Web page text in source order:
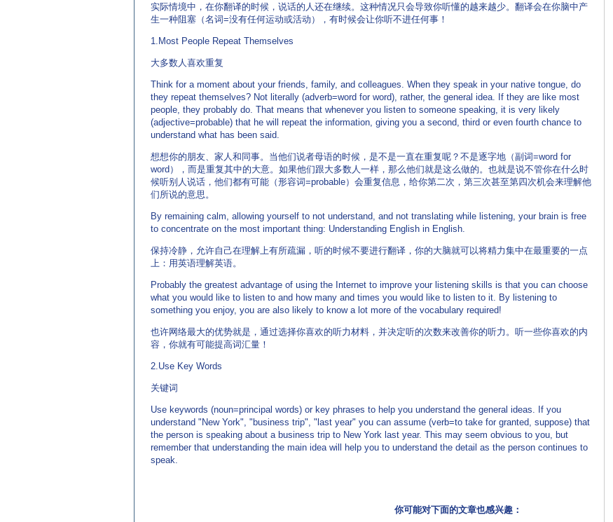
实际情境中，在你翻译的时候，说话的人还在继续。这种情况只会导致你听懂的越来越少。翻译会在你脑中产
生一种阻塞（名词=没有任何运动或活动），有时候会让你听不进任何事！
1.Most People Repeat Themselves
大多数人喜欢重复
Think for a moment about your friends, family, and colleagues. When they speak in your native tongue, do
they repeat themselves? Not literally (adverb=word for word), rather, the general idea. If they are like most
people, they probably do. That means that whenever you listen to someone speaking, it is very likely
(adjective=probable) that he will repeat the information, giving you a second, third or even fourth chance to
understand what has been said.
想想你的朋友、家人和同事。当他们说者母语的时候，是不是一直在重复呢？不是逐字地（副词=word for
word），而是重复其中的大意。如果他们跟大多数人一样，那么他们就是这么做的。也就是说不管你在什么时
候听别人说话，他们都有可能（形容词=probable）会重复信息，给你第二次，第三次甚至第四次机会来理解他
们所说的意思。
By remaining calm, allowing yourself to not understand, and not translating while listening, your brain is free
to concentrate on the most important thing: Understanding English in English.
保持冷静，允许自己在理解上有所疏漏，听的时候不要进行翻译，你的大脑就可以将精力集中在最重要的一点
上：用英语理解英语。
Probably the greatest advantage of using the Internet to improve your listening skills is that you can choose
what you would like to listen to and how many and times you would like to listen to it. By listening to
something you enjoy, you are also likely to know a lot more of the vocabulary required!
也许网络最大的优势就是，通过选择你喜欢的听力材料，并决定听的次数来改善你的听力。听一些你喜欢的内
容，你就有可能提高词汇量！
2.Use Key Words
关键词
Use keywords (noun=principal words) or key phrases to help you understand the general ideas. If you
understand "New York", "business trip", "last year" you can assume (verb=to take for granted, suppose) that
the person is speaking about a business trip to New York last year. This may seem obvious to you, but
remember that understanding the main idea will help you to understand the detail as the person continues to
speak.
你可能对下面的文章也感兴趣：